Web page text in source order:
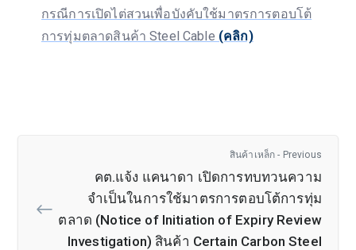
กรณีการเปิดไต่สวนเพื่อบังคับใช้มาตรการตอบโต้
การทุ่มตลาดสินค้า Steel Cable (คลิก)
สินค้าเหล็ก - Previous
คต.แจ้ง แคนาดา เปิดการทบทวนความ
จำเป็นในการใช้มาตรการตอบโต้การทุ่ม
ตลาด (Notice of Initiation of Expiry Review
Investigation) สินค้า Certain Carbon Steel